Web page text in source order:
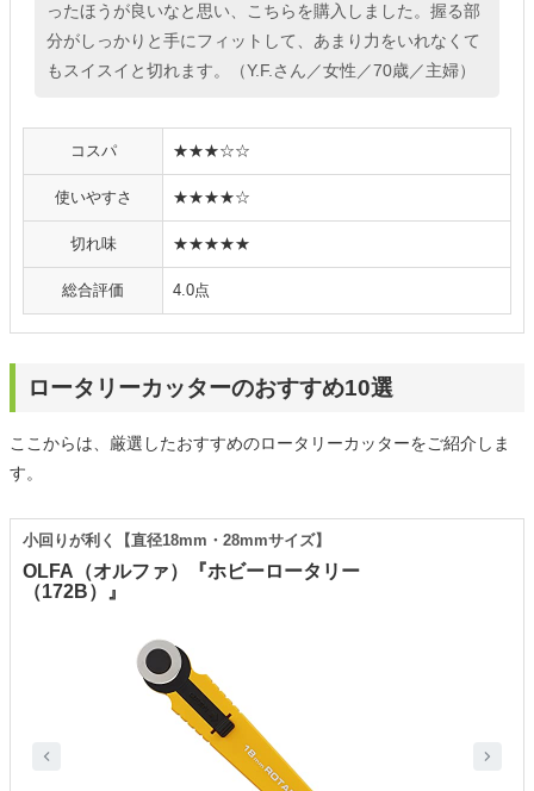
ったほうが良いなと思い、こちらを購入しました。握る部
分がしっかりと手にフィットして、あまり力をいれなくて
もスイスイと切れます。（Y.F.さん／女性／70歳／主婦）
コスパ ★★★☆☆
使いやすさ ★★★★☆
切れ味 ★★★★★
総合評価 4.0点
ロータリーカッターのおすすめ10選
ここからは、厳選したおすすめのロータリーカッターをご紹介しま
す。
OLFA（オルファ）『ホビーロータリー
（172B）』
小回りが利く【直径18mm・28mmサイズ】